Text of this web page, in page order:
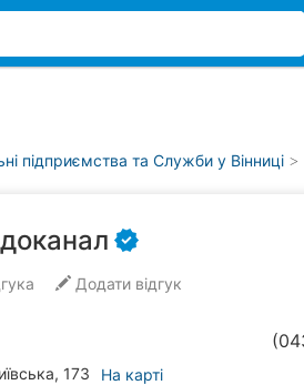
підприємства та Служби у Вінниці
Додати відгук
173 На карті